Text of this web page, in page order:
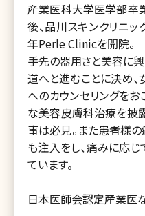
産業医科大学医学部卒
後、品川スキンクリニ
年Perle Clinicを開院。
手先の器用さと美容に
道へと進むことに決め
へのカウンセリングをお
な美容皮膚科治療を披
事は必見。また患者様
も注入をし、痛みに応
ています。
日本医師会認定産業医